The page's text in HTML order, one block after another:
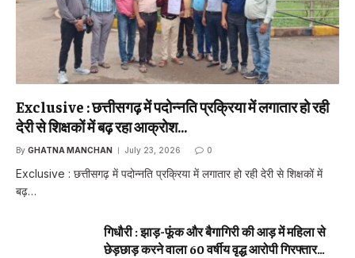
Exclusive : छत्तीसगढ़ में पदोन्नति प्रक्रिया में लगातार हो रही
देरी से शिक्षकों में बढ़ रहा आक्रोश…
By GHATNA MANCHAN July 23, 2026 0
Exclusive : छत्तीसगढ़ में पदोन्नति प्रक्रिया में लगातार हो रही देरी से शिक्षकों में
बढ़…
गिधौरी : झाड़-फूंक और बैगागिरी की आड़ में महिला से
छेड़छाड़ करने वाला 60 वर्षीय वृद्ध आरोपी गिरफ्तार…